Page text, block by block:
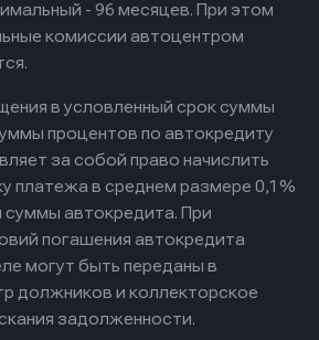
- 96 месяцев. При этом
комиссии автоцентром
в условленный срок суммы
процентов по автокредиту
за собой право начислить
платежа в среднем размере 0,1%
суммы автокредита. При
погашения автокредита
могут быть переданы в
должников и коллекторское
задолженности.